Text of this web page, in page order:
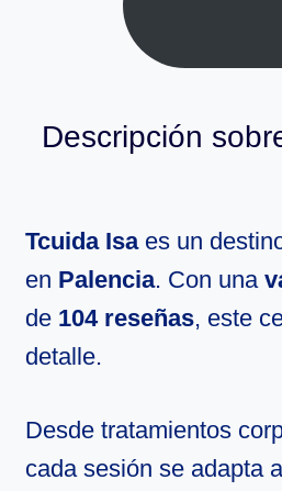
Descripción
Tcuida Isaes un
en Palencia. Con una
de 104 reseñas, este
detalle.
Desde tratamientos
cada sesión se adapta